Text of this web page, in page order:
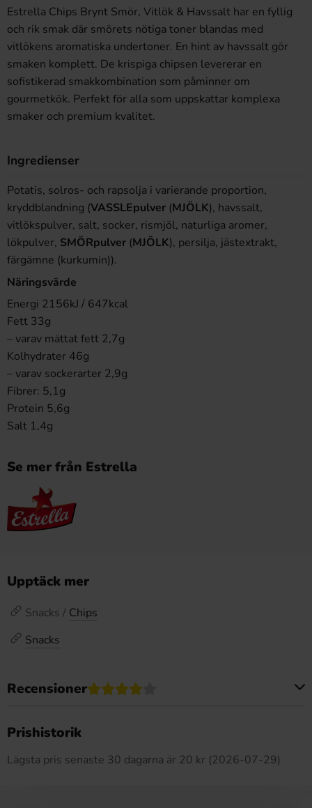
Estrella Chips Brynt Smör, Vitlök & Havssalt har en fyllig
och rik smak där smörets nötiga toner blandas med
vitlökens aromatiska undertoner. En hint av havssalt gör
smaken komplett. De krispiga chipsen levererar en
sofistikerad smakkombination som påminner om
gourmetkök. Perfekt för alla som uppskattar komplexa
smaker och premium kvalitet.
Ingredienser
Potatis, solros- och rapsolja i varierande proportion,
kryddblandning (VASSLEpulver (MJÖLK), havssalt,
vitlökspulver, salt, socker, rismjöl, naturliga aromer,
lökpulver, SMÖRpulver (MJÖLK), persilja, jästextrakt,
färgämne (kurkumin)).
Näringsvärde
Energi 2156kJ / 647kcal
Fett 33g
– varav mättat fett 2,7g
Kolhydrater 46g
– varav sockerarter 2,9g
Fibrer: 5,1g
Protein 5,6g
Salt 1,4g
Se mer från Estrella
Upptäck mer
Snacks / Chips
Snacks
Recensioner
Prishistorik
Lägsta pris senaste 30 dagarna är 20 kr (2026-07-29)